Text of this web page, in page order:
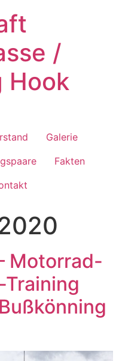
/
Hook
Galerie
Fakten
Motorrad-